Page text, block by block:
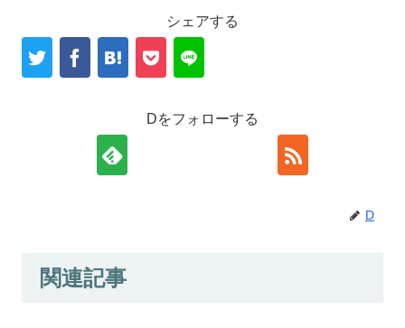
シェアする
Dをフォローする
D
関連記事